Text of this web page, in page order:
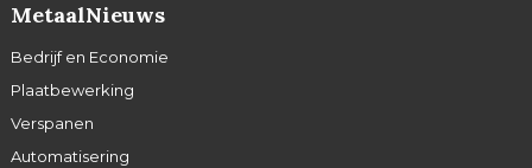
MetaalNieuws
Bedrijf en Economie
Plaatbewerking
Verspanen
Automatisering